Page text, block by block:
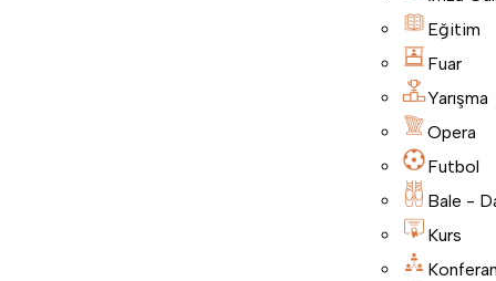
Eğitim
Fuar
Yarışma
Opera
Futbol
Bale -
Kurs